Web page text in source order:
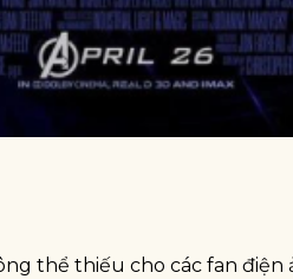
thể thiếu cho các fan